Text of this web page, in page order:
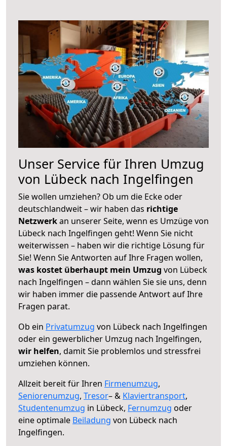
Unser Service für Ihren Umzug
von Lübeck nach Ingelfingen
Sie wollen umziehen? Ob um die Ecke oder
deutschlandweit – wir haben das richtige
Netzwerkan unserer Seite, wenn es Umzüge von
Lübeck nach Ingelfingen geht! Wenn Sie nicht
weiterwissen – haben wir die richtige Lösung für
Sie! Wenn Sie Antworten auf Ihre Fragen wollen,
was kostet überhaupt mein Umzug von Lübeck
nach Ingelfingen – dann wählen Sie sie uns, denn
wir haben immer die passende Antwort auf Ihre
Fragen parat.
Ob ein Privatumzug von Lübeck nach Ingelfingen
oder ein gewerblicher Umzug nach Ingelfingen,
wir helfen, damit Sie problemlos und stressfrei
umziehen können.
Allzeit bereit für Ihren Firmenumzug,
Seniorenumzug, Tresor– & Klaviertransport,
Studentenumzug in Lübeck, Fernumzug oder
eine optimale Beiladung von Lübeck nach
Ingelfingen.